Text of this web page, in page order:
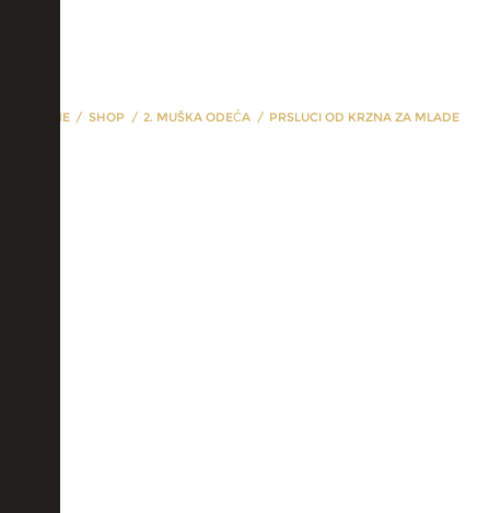
HOME SHOP 2. MUŠKA ODEĆA PRSLUCI OD KRZNA ZA MLADE